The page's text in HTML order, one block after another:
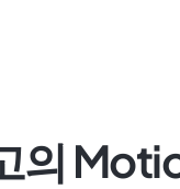
의